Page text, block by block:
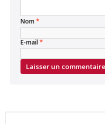
Nom*
E-mail*